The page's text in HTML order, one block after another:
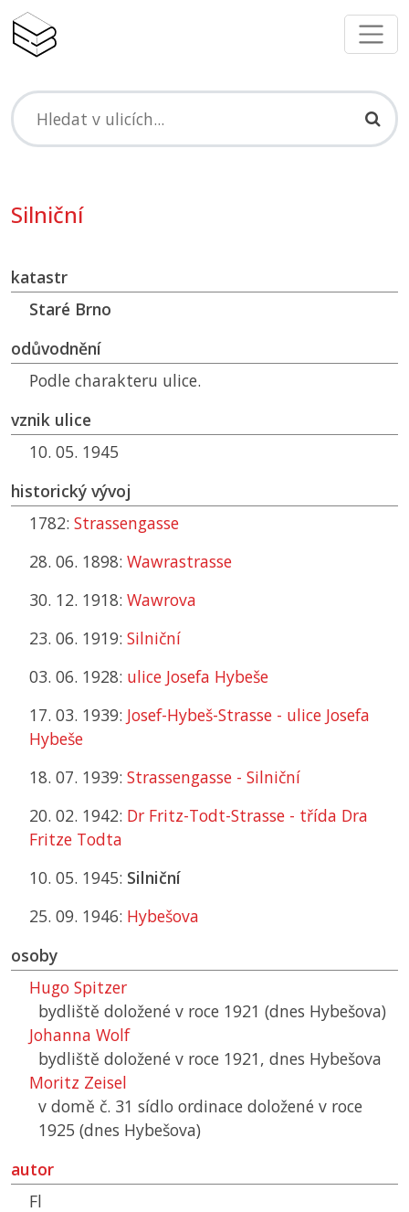
Silniční
katastr
Staré Brno
odůvodnění
Podle charakteru ulice.
vznik ulice
10. 05. 1945
historický vývoj
1782: Strassengasse
28. 06. 1898: Wawrastrasse
30. 12. 1918: Wawrova
23. 06. 1919: Silniční
03. 06. 1928: ulice Josefa Hybeše
17. 03. 1939: Josef-Hybeš-Strasse - ulice Josefa
Hybeše
18. 07. 1939: Strassengasse - Silniční
20. 02. 1942: Dr Fritz-Todt-Strasse - třída Dra
Fritze Todta
10. 05. 1945: Silniční
25. 09. 1946: Hybešova
osoby
Hugo Spitzer
bydliště doložené v roce 1921 (dnes Hybešova)
Johanna Wolf
bydliště doložené v roce 1921, dnes Hybešova
Moritz Zeisel
v domě č. 31 sídlo ordinace doložené v roce
1925 (dnes Hybešova)
autor
Fl